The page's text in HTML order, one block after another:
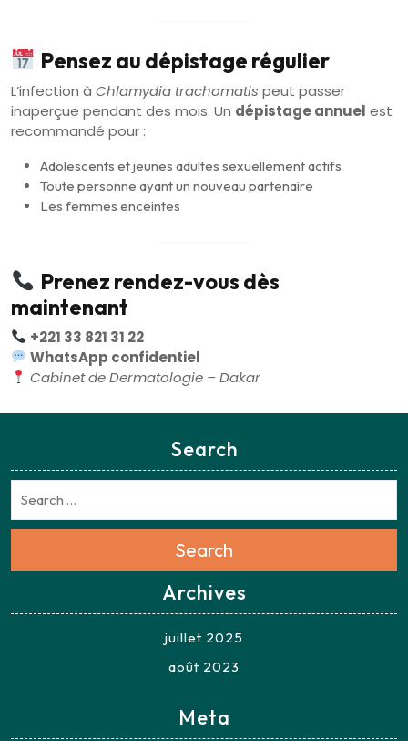
Pensez au dépistage régulier
L’infection à Chlamydia trachomatis peut passer
inaperçue pendant des mois. Un dépistage annuel est
recommandé pour :
Adolescents et jeunes adultes sexuellement actifs
Toute personne ayant un nouveau partenaire
Les femmes enceintes
Prenez rendez-vous dès
maintenant
+221 33 821 31 22
WhatsApp confidentiel
Cabinet de Dermatologie – Dakar
Search
Search
Archives
juillet 2025
août 2023
Meta